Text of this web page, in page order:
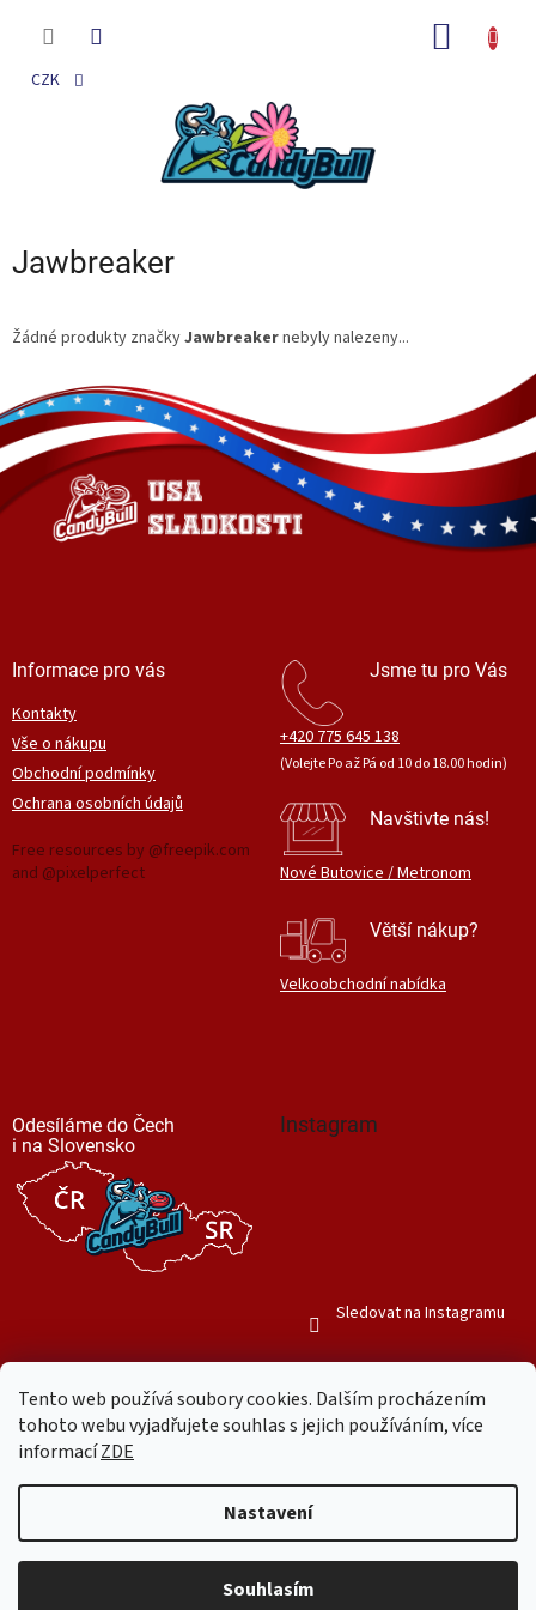
Tento web používá soubory cookies. Dalším procházením
tohoto webu vyjadřujete souhlas s jejich používáním, více
informacíZDE
Nastavení
Souhlasím
CZK
Jawbreaker
Žádné produkty značkyJawbreakernebyly nalezeny...
á
p
a
í
Informace pro vás
Kontakty
Vše o nákupu
Obchodní podmínky
Ochrana osobních údajů
Free resources by @freepik.com
and @pixelperfect
Jsme tu pro Vás
+420 775 645 138
(Volejte Po až Pá od 10 do 18.00 hodin)
Navštivte nás!
Nové Butovice / Metronom
Větší nákup?
Velkoobchodní nabídka
Odesíláme do Čech
i na Slovensko
Instagram
Sledovat na Instagramu
Copyright 2026Mr. Candy Bull. Všechna práva vyhrazena.Upravit
nastavení cookies